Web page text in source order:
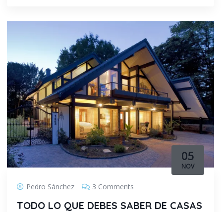
05
NOV
Pedro Sánchez 3 Comments
TODO LO QUE DEBES SABER DE CASAS